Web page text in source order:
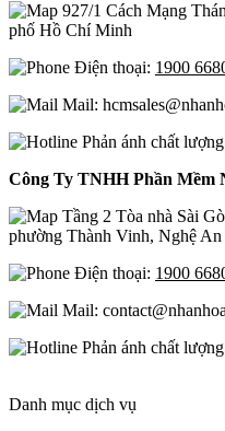
927/1 Cách Mạng
phố Hồ Chí Minh
Điện thoại: 1900
Mail:
Phản ánh chất
Công Ty TNHH Phần Mềm
Tầng 2 Tòa nhà Sài
phường Thành Vinh, Nghệ An
Điện thoại: 1900
Mail:
Phản ánh chất
Danh mục dịch vụ